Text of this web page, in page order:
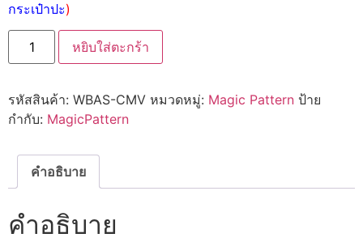
กระเป๋าปะ)
หยิบใส่ตะกร้า
รหัสสินค้า: WBAS-CMV หมวดหมู่: Magic Pattern ป้าย
กำกับ: MagicPattern
คำอธิบาย
คำอธิบาย